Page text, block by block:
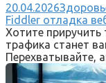
20.04.2026
Fiddler отладка
Хотите
трафика станет
Перехватывайте,